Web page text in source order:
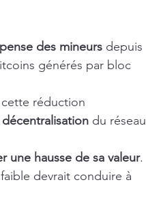
des mineurs depuis
générés par bloc
réduction
décentralisation du réseau
une hausse de sa valeur.
devrait conduire à